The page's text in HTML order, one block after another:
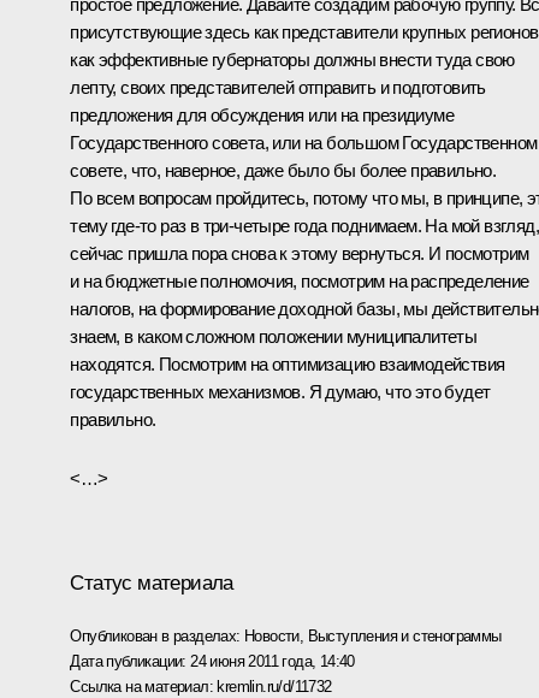
присутствующие здесь как представители крупных
как эффективные губернаторы должны внести туда свою
лепту, своих представителей отправить и подготовить
предложения для обсуждения или на президиуме
Государственного совета, или на большом Государственном
совете, что, наверное, даже было бы более правильно.
По всем вопросам пройдитесь, потому что мы, в принципе,
тему где‑то раз в три-четыре года поднимаем. На мой взгляд,
сейчас пришла пора снова к этому вернуться. И посмотрим
и на бюджетные полномочия, посмотрим на распределение
налогов, на формирование доходной базы, мы
знаем, в каком сложном положении муниципалитеты
находятся. Посмотрим на оптимизацию взаимодействия
государственных механизмов. Я думаю, что это будет
правильно.
<…>
Статус материала
Опубликован в разделах: Новости, Выступления и стенограммы
Дата публикации: 24 июня 2011 года, 14:40
Ссылка на материал: kremlin.ru/d/11732